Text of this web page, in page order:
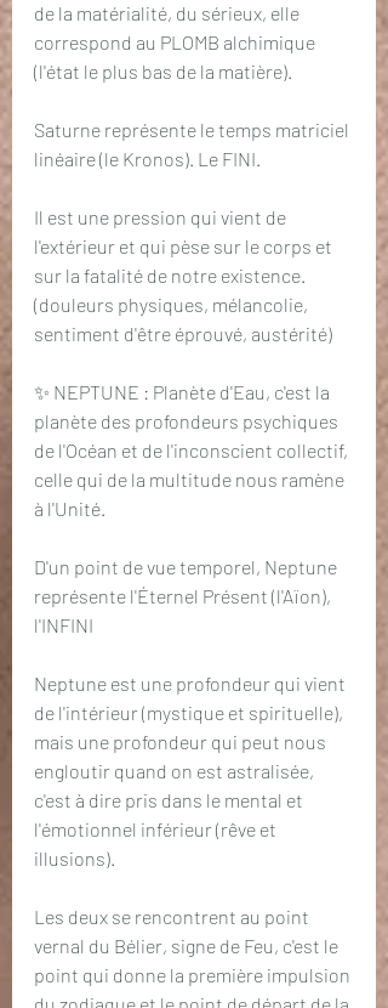
de la matérialité, du sérieux, elle
correspond au PLOMB alchimique
(l'état le plus bas de la matière).
Saturne représente le temps matriciel
linéaire (le Kronos). Le FINI.
Il est une pression qui vient de
l'extérieur et qui pèse sur le corps et
sur la fatalité de notre existence.
(douleurs physiques, mélancolie,
sentiment d'être éprouvé, austérité)
✨ NEPTUNE : Planète d'Eau, c'est la
planète des profondeurs psychiques
de l'Océan et de l'inconscient collectif,
celle qui de la multitude nous ramène
à l'Unité.
D'un point de vue temporel, Neptune
représente l'Éternel Présent (l'Aïon),
l'INFINI
Neptune est une profondeur qui vient
de l'intérieur (mystique et spirituelle),
mais une profondeur qui peut nous
engloutir quand on est astralisée,
c'est à dire pris dans le mental et
l'émotionnel inférieur (rêve et
illusions).
Les deux se rencontrent au point
vernal du Bélier, signe de Feu, c'est le
point qui donne la première impulsion